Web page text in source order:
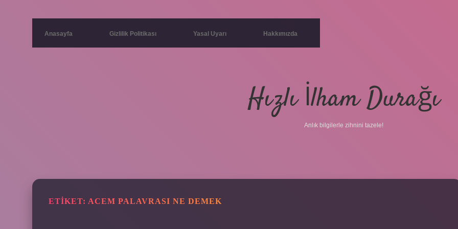
Anasayfa Gizlilik Politikası Yasal Uyarı Hakkımızda
Hızlı İlham Durağı
Anlık bilgilerle zihnini tazele!
ETIKET: ACEM PALAVRASI NE DEMEK